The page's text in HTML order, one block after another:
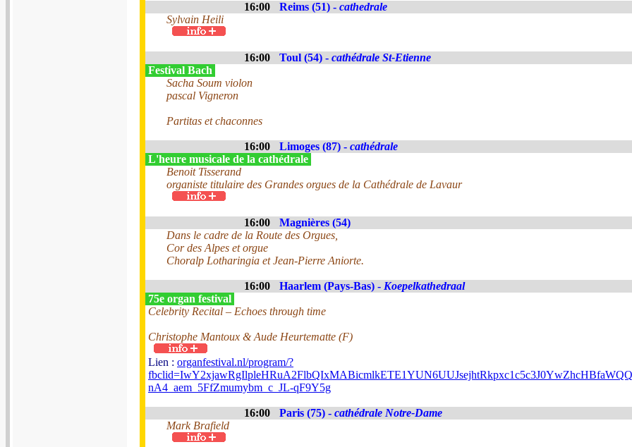
16:00 Reims (51) - cathedrale
Sylvain Heili
16:00 Toul (54) - cathédrale St-Etienne
Festival Bach
Sacha Soum violon
pascal Vigneron
Partitas et chaconnes
16:00 Limoges (87) - cathédrale
L'heure musicale de la cathédrale
Benoit Tisserand
organiste titulaire des Grandes orgues de la Cathédrale de Lavaur
16:00
Magnières (54)
Dans le cadre de la Route des Orgues,
Cor des Alpes et orgue
Choralp Lotharingia et Jean-Pierre Aniorte.
16:00 Haarlem (Pays-Bas) - Koepelkathedraal
75e organ festival
Celebrity Recital – Echoes through time
Christophe Mantoux & Aude Heurtematte (F)
Lien : organfestival.nl/program/?
nA4_aem_5FfZmumybm_c_JL-qF9Y5g
16:00 Paris (75) - cathédrale Notre-Dame
Mark Brafield